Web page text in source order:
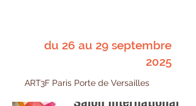
du 26 au 29 septembre
2025
ART3F Paris Porte de Versailles